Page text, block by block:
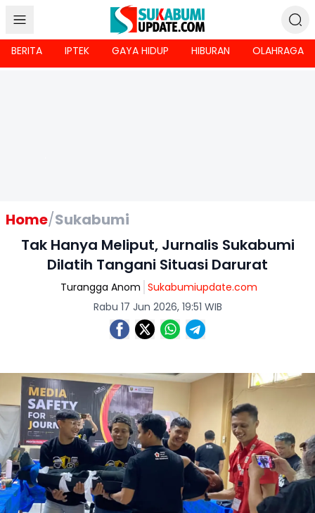
BERITA IPTEK GAYA HIDUP HIBURAN OLAHRAGA
Home/Sukabumi
Tak Hanya Meliput, Jurnalis Sukabumi
Dilatih Tangani Situasi Darurat
Turangga Anom Sukabumiupdate.com
Rabu 17 Jun 2026, 19:51 WIB